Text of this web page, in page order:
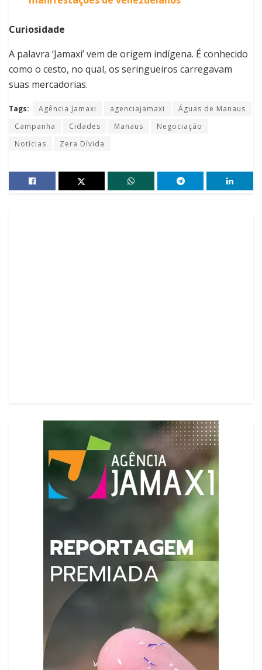
Curiosidade
A palavra ‘Jamaxi’ vem de origem indígena. É conhecido
como o cesto, no qual, os seringueiros carregavam
suas mercadorias.
Tags: Agência Jamaxi agenciajamaxi
Águas de Manaus
Campanha
Cidades Manaus
Negociação
Notícias
Zera Dívida